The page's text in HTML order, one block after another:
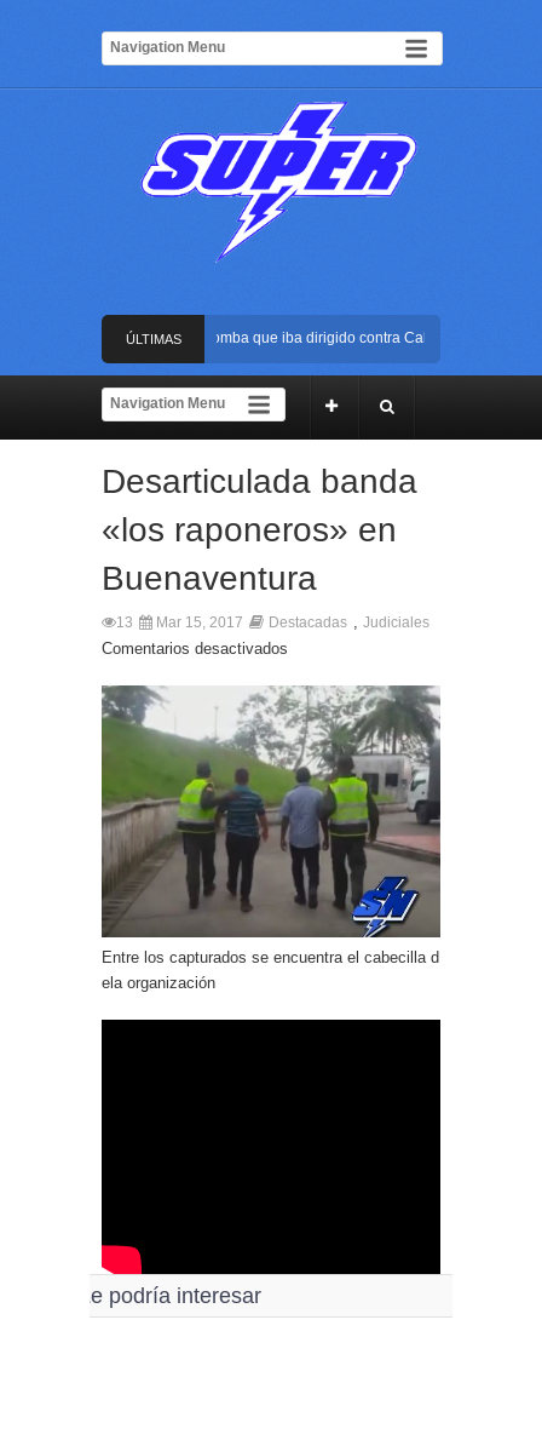
ÚLTIMAS
NOTICIAS
Frustran atentado con bus bomba que iba dirigido contra Cali durante la
La Arena USC será el escenario de la posesión presidencial de Abelardo de la
Rápida reacción policial evitó que presunto agresor escapara tras atacar a una
Frustran atentado con bus bomba que iba dirigido contra Cali durante la
Desarticulada banda
«los raponeros» en
Buenaventura
13 Mar 15, 2017 Destacadas , Judiciales
Comentarios desactivados
Entre los capturados se encuentra el cabecilla d
ela organización
Le podría interesar